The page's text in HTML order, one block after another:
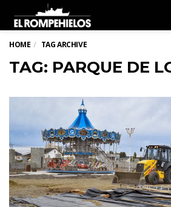
HOME TAG ARCHIVE
TAG: PARQUE DE